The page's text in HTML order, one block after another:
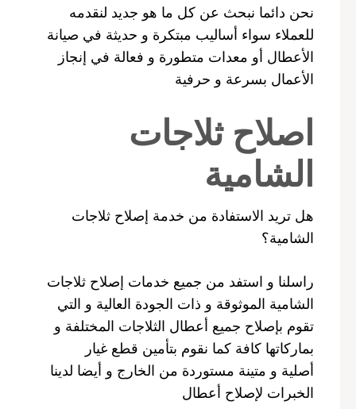
نحن دائما نبحث عن كل ما هو جديد لنقدمه
للعملاء سواء أساليب مبتكرة و حديثة في صيانة
الأعطال أو معدات متطورة و فعالة في إنجاز
الأعمال بسرعة و حرفية
اصلاح ثلاجات
الشامية
هل تريد الاستفادة من خدمة إصلاح ثلاجات
الشامية؟
راسلنا و استفد من جميع خدمات إصلاح ثلاجات
الشامية الموثوقة و ذات الجودة العالية و التي
تقوم بإصلاح جميع أعطال الثلاجات المختلفة و
بماركاتها كافة كما نقوم بتأمين قطع غيار
أصلية و متينة مستوردة من الخارج و أيضا لدينا
الخبرات لإصلاح أعطال